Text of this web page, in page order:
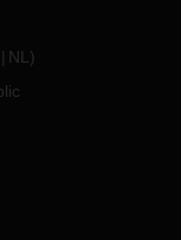
NL )